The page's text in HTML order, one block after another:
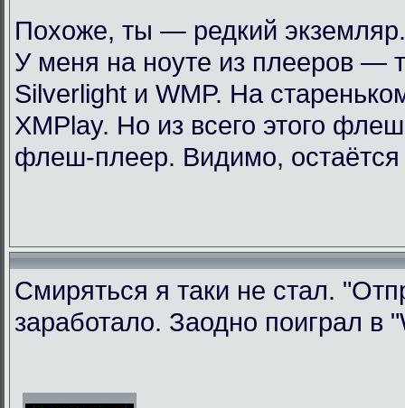
Похоже, ты — редкий экземляр.
У меня на ноуте из плееров —
Silverlight и WMP. На
XMPlay. Но из всего этого
флеш-плеер. Видимо,
Смиряться я таки не стал.
заработало. Заодно поиграл в